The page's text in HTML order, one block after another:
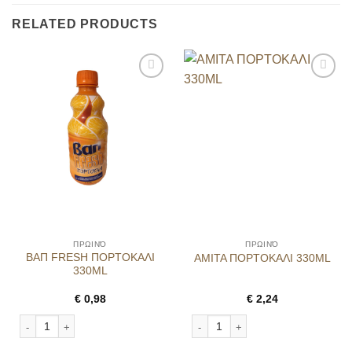
RELATED PRODUCTS
ΠΡΩΙΝΌ
ΒΑΠ FRESH ΠΟΡΤΟΚΑΛΙ
330ML
€0,98
ΒΑΠ FRESH ΠΟΡΤΟΚΑΛΙ 330ML quantity
ΠΡΩΙΝΌ
AMITA ΠΟΡΤΟΚΑΛΙ 330ML
€2,24
AMITA ΠΟΡΤΟΚΑΛΙ 330ML quantity